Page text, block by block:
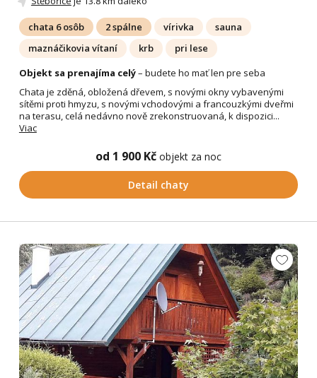
chata 6 osôb 2 spálne vírivka
sauna
maznáčikovia vítaní
krb
pri lese
Objekt sa prenajíma celý– budete ho mať len pre seba
Chata je zděná, obložená dřevem, s novými okny vybavenými
sítěmi proti hmyzu, s novými vchodovými a francouzkými dveřmi
na terasu, celá nedávno nově zrekonstruovaná, k dispozici...
Viac
od 1 900 Kč objekt za noc
Detail chaty